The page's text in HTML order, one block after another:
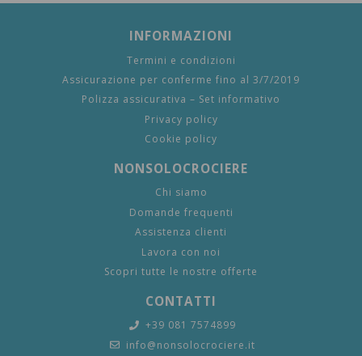
INFORMAZIONI
Termini e condizioni
Assicurazione per conferme fino al 3/7/2019
Polizza assicurativa – Set informativo
Privacy policy
Cookie policy
NONSOLOCROCIERE
Chi siamo
Domande frequenti
Assistenza clienti
Lavora con noi
Scopri tutte le nostre offerte
CONTATTI
+39 081 7574899
info@nonsolocrociere.it